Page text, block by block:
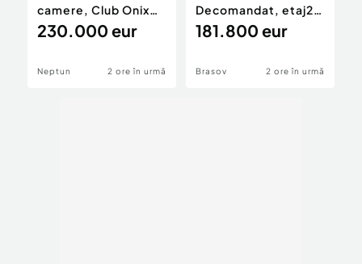
camere, Club Onix
Neptun, plaja
230.000 eur
Neptun 2 ore în urmă
Decomandat, etaj2,
terasa, parcare,
181.800 eur
Brasov 2 ore în urmă